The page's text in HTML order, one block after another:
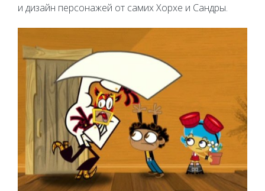
и дизайн персонажей от самих Хорхе и Сандры.